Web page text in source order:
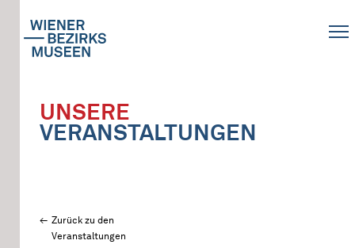
UNSERE
VERANSTALTUNGEN
Zurück zu den
Veranstaltungen